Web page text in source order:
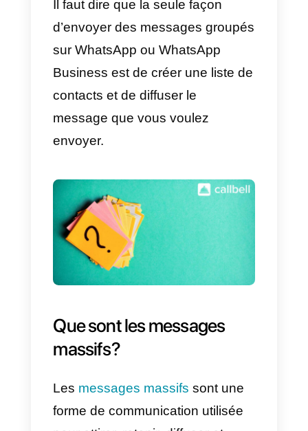
plateformes n’offrent pas la
fonctionnalité de messagerie de
masse car il s’agit d’une question
assez sensible et que WhatsApp,
dans la plupart des cas, les
considère comme du
Cependant, il existe des moyens
d’utiliser ce type de
bien que WhatsApp la pénalise
la surveille constamment, donc,
dans le sens où vous devez
décider de prendre ou non ce
risque.
Il faut dire que la seule façon
d’envoyer des messages